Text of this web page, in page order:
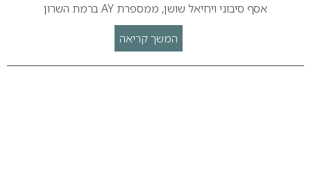
אסף סיבוני ויחיאל שושן, ממספרת AY ברמת השרון
המשך קריאה